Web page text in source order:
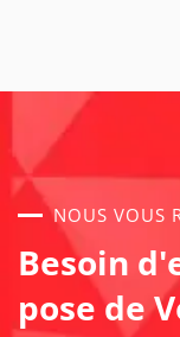
NOUS VOUS
Besoin
pose de